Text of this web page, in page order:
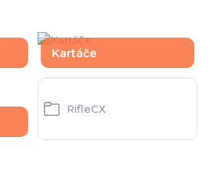
Kartáče
RifleCX